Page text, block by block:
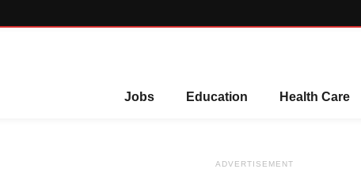
Jobs Education Health Care
ADVERTISEMENT